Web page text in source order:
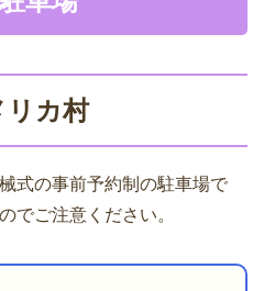
リカ村
式の事前予約制の駐車場で
でご注意ください。